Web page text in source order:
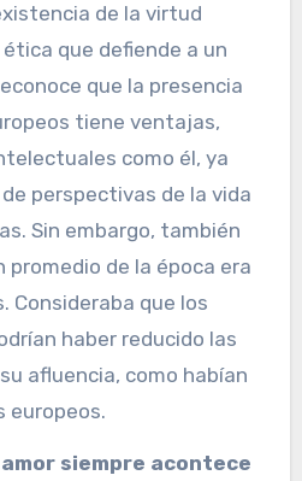
de la virtud
que defiende a un
que la presencia
tiene ventajas,
como él, ya
perspectivas de la vida
Sin embargo, también
promedio de la época era
Consideraba que los
haber reducido las
afluencia, como habían
europeos.
siempre acontece